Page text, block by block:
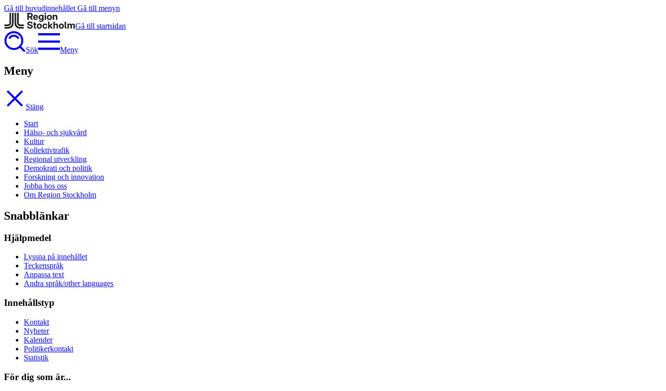
Gå till huvudinnehållet Gå till menyn
Gå till startsidan
Sök Meny
Meny
Stäng
Start
Hälso- och sjukvård
Kultur
Kollektivtrafik
Regional utveckling
Demokrati och politik
Forskning och innovation
Jobba hos oss
Om Region Stockholm
Snabblänkar
Hjälpmedel
Lyssna på innehållet
Teckenspråk
Anpassa text
Andra språk/other languages
Innehållstyp
Kontakt
Nyheter
Kalender
Politikerkontakt
Statistik
För dig som är...